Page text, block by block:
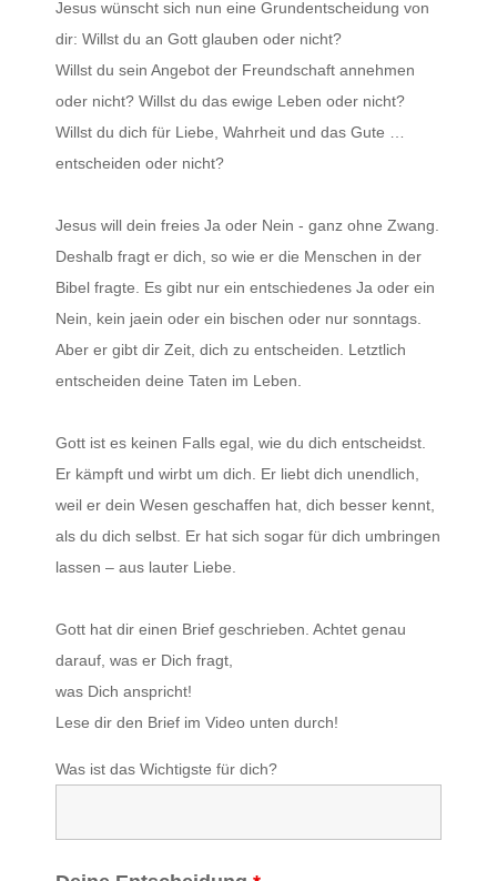
Jesus wünscht sich nun eine Grundentscheidung von
dir: Willst du an Gott glauben oder nicht?
Willst du sein Angebot der Freundschaft annehmen
oder nicht? Willst du das ewige Leben oder nicht?
Willst du dich für Liebe, Wahrheit und das Gute …
entscheiden oder nicht?
Jesus will dein freies Ja oder Nein - ganz ohne Zwang.
Deshalb fragt er dich, so wie er die Menschen in der
Bibel fragte. Es gibt nur ein entschiedenes Ja oder ein
Nein, kein jaein oder ein bischen oder nur sonntags.
Aber er gibt dir Zeit, dich zu entscheiden. Letztlich
entscheiden deine Taten im Leben.
Gott ist es keinen Falls egal, wie du dich entscheidst.
Er kämpft und wirbt um dich. Er liebt dich unendlich,
weil er dein Wesen geschaffen hat, dich besser kennt,
als du dich selbst. Er hat sich sogar für dich umbringen
lassen – aus lauter Liebe.
Gott hat dir einen Brief geschrieben. Achtet genau
darauf, was er Dich fragt,
was Dich anspricht!
Lese dir den Brief im Video unten durch!
Was ist das Wichtigste für dich?